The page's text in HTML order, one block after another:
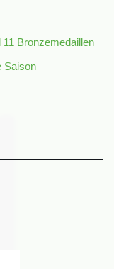
Bronzemedaillen
Saison